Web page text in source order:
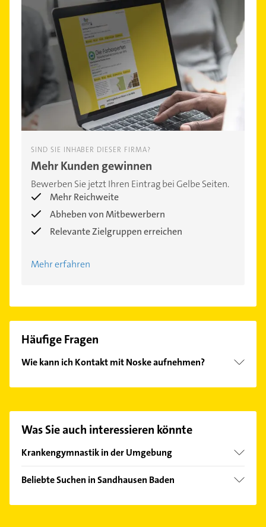
SIND SIE INHABER DIESER FIRMA?
Mehr Kunden gewinnen
Bewerben Sie jetzt Ihren Eintrag bei Gelbe Seiten.
Mehr Reichweite
Abheben von Mitbewerbern
Relevante Zielgruppen erreichen
Mehr erfahren
Häufige Fragen
Wie kann ich Kontakt mit Noske aufnehmen?
Was Sie auch interessieren könnte
Krankengymnastik in der Umgebung
Leimen Baden
Walldorf Baden
Beliebte Suchen in Sandhausen Baden